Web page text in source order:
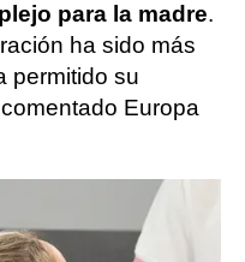
para la madre.
ha sido más
permitido su
Europa